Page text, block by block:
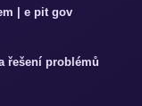
| e pit gov
řešení problémů